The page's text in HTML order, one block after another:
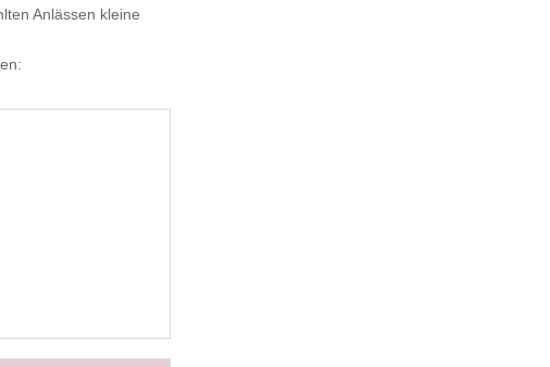
Anlässen kleine